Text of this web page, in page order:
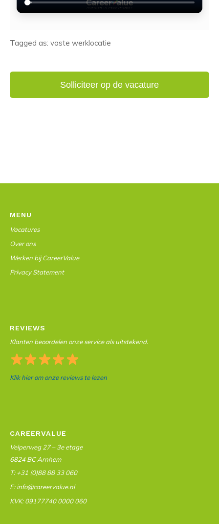
Tagged as: vaste werklocatie
MENU
Vacatures
Over ons
Werken bij CareerValue
Privacy Statement
REVIEWS
Klanten beoordelen onze service als uitstekend.
Klik hier om onze reviews te lezen
CAREERVALUE
Velperweg 27 – 3e etage
6824 BC Arnhem
T: +31 (0)88 88 33 060
E: info@careervalue.nl
KVK: 09177740 0000 060